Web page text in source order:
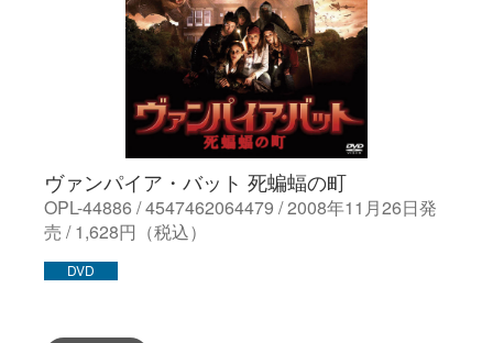
ヴァンパイア・バット 死蝙蝠の町
OPL-44886 / 4547462064479 / 2008年11月26日発
売 / 1,628円（税込）
DVD